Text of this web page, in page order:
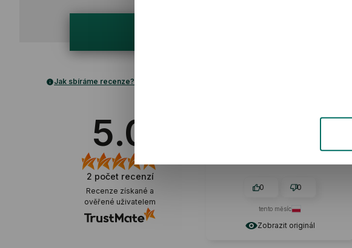
Jak sbíráme recenze?
5.0
2 počet recenzí
Recenze získané a
ověřené uživatelem
Zobrazit originál
Zpracování je na úrovni luxusních
0 0
tento měsíc